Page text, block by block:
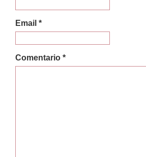
Email *
Comentario *